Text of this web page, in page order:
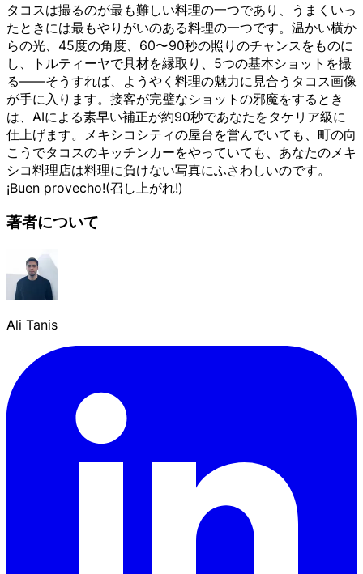
タコスは撮るのが最も難しい料理の一つであり、うまくいっ
たときには最もやりがいのある料理の一つです。温かい横か
らの光、45度の角度、60〜90秒の照りのチャンスをものに
し、トルティーヤで具材を縁取り、5つの基本ショットを撮
る——そうすれば、ようやく料理の魅力に見合うタコス画像
が手に入ります。接客が完璧なショットの邪魔をするとき
は、AIによる素早い補正が約90秒であなたをタケリア級に
仕上げます。メキシコシティの屋台を営んでいても、町の向
こうでタコスのキッチンカーをやっていても、あなたのメキ
シコ料理店は料理に負けない写真にふさわしいのです。
¡Buen provecho!(召し上がれ!)
著者について
Ali Tanis